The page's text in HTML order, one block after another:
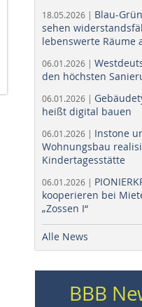
18.05.2026 | Blau-
sehen
lebenswerte Räume
06.01.2026 |
den höchsten
06.01.2026 |
heißt digital bauen
06.01.2026 | Instone
Wohnungsbau
Kindertagesstätte
06.01.2026 |
kooperieren bei
„Zossen I“
Alle News
BBB